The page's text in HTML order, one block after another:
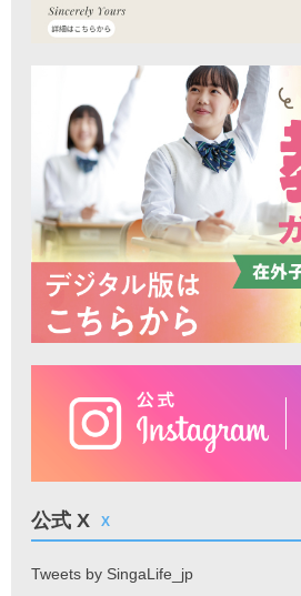
公式 X X
Tweets by SingaLife_jp